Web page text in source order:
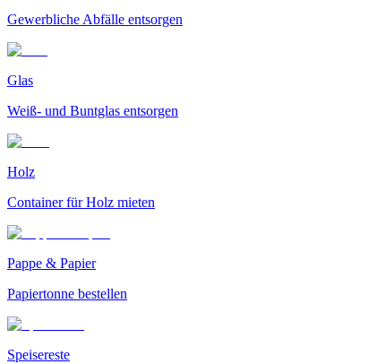
Gewerbliche Abfälle entsorgen
Glas
Weiß- und Buntglas entsorgen
Holz
Container für Holz mieten
Pappe & Papier
Papiertonne bestellen
Speisereste